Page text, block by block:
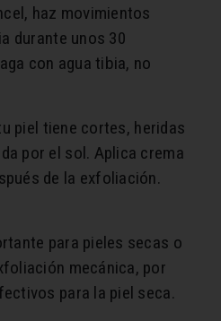
haz movimientos
durante unos 30
con agua tibia, no
piel tiene cortes, heridas
por el sol. Aplica crema
de la exfoliación.
para pieles secas o
mecánica, por
para la piel seca.